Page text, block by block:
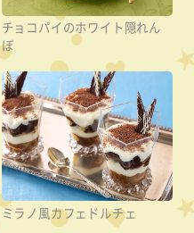
チョコパイのホワイト隠れん
ぼ
ミラノ風カフェドルチェ